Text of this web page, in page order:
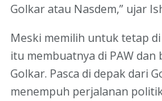
Golkar atau Nasdem,” ujar
Meski memilih untuk tetap
itu membuatnya di PAW dan
Golkar. Pasca di depak dari
menempuh perjalanan